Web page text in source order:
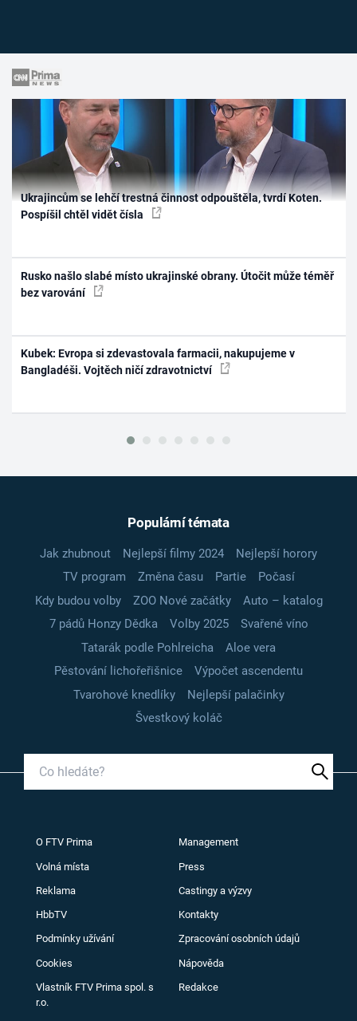
Ukrajincům se lehčí trestná činnost odpouštěla, tvrdí Koten.
Pospíšil chtěl vidět čísla
Rusko našlo slabé místo ukrajinské obrany. Útočit může téměř
bez varování
Kubek: Evropa si zdevastovala farmacii, nakupujeme v
Bangladéši. Vojtěch ničí zdravotnictví
Populární témata
Jak zhubnout Nejlepší filmy 2024
Nejlepší horory
TV program
Změna času Partie
Počasí
Kdy budou volby
ZOO Nové začátky
Auto – katalog
7 pádů Honzy Dědka
Volby 2025
Svařené víno
Tatarák podle Pohlreicha
Aloe vera
Pěstování lichořeřišnice
Výpočet ascendentu
Tvarohové knedlíky
Nejlepší palačinky
Švestkový koláč
O FTV Prima Management
Volná místa Press
Reklama Castingy a výzvy
HbbTV Kontakty
Podmínky užívání Zpracování osobních údajů
Cookies Nápověda
Vlastník FTV Prima spol. s
r.o.
Redakce